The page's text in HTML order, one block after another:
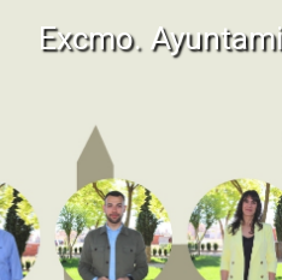
Excmo.